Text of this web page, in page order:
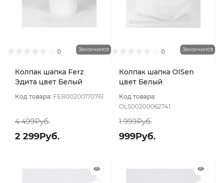
0 Закончился
Колпак шапка Ferz
Эдита цвет Белый
Код товара: FER00200170761
4 499Руб.
2 299Руб.
0 Закончился
Колпак шапка OlSen
цвет Белый
Код товара:
OLS00200062741
1 999Руб.
999Руб.